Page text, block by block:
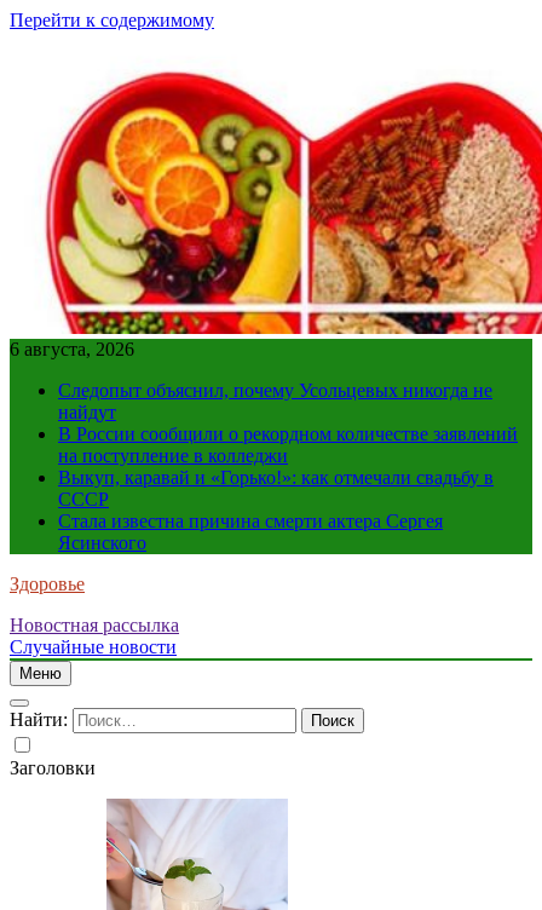
Перейти к содержимому
6 августа, 2026
Следопыт объяснил, почему Усольцевых никогда не
найдут
В России сообщили о рекордном количестве заявлений
на поступление в колледжи
Выкуп, каравай и «Горько!»: как отмечали свадьбу в
СССР
Стала известна причина смерти актера Сергея
Ясинского
Здоровье
Новостная рассылка
Случайные новости
Меню
Найти:
Заголовки